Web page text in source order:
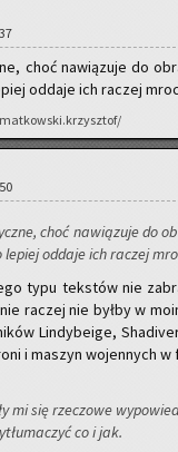
choć na­wią­zu­je do
od­da­je ich ra­czej
choć na­wią­zu­je do
le­piej od­da­je ich ra­czej
typu tek­stów nie
ra­czej nie byłby w
Lin­dy­be­ige,
i ma­szyn wo­jen­nych
mi się rze­czo­we
co i jak.